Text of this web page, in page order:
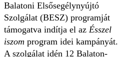
Balatoni Elsősegélynyújtó
Szolgálat (BESZ) programját
támogatva indítja el az Ésszel
iszom program idei kampányát.
A szolgálat idén 12 Balaton-